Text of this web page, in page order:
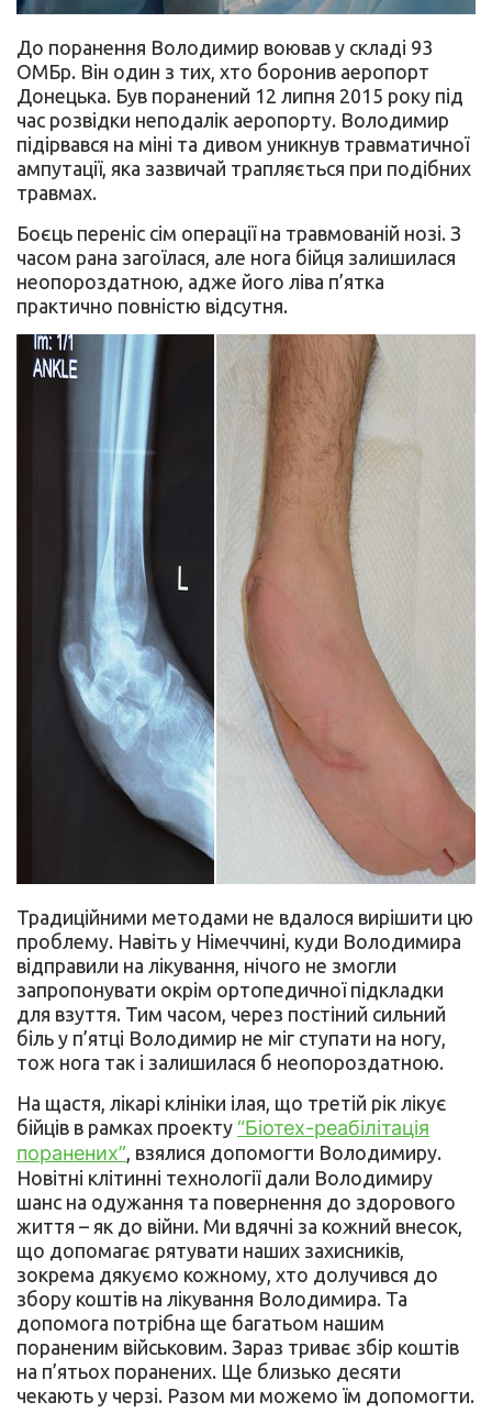
До поранення Володимир воював у складі 93
ОМБр. Він один з тих, хто боронив аеропорт
Донецька. Був поранений 12 липня 2015 року під
час розвідки неподалік аеропорту. Володимир
підірвався на міні та дивом уникнув травматичної
ампутації, яка зазвичай трапляється при подібних
травмах.
Боєць переніс сім операції на травмованій нозі. З
часом рана загоїлася, але нога бійця залишилася
неопороздатною, адже його ліва п’ятка
практично повністю відсутня.
Традиційними методами не вдалося вирішити цю
проблему. Навіть у Німеччині, куди Володимира
відправили на лікування, нічого не змогли
запропонувати окрім ортопедичної підкладки
для взуття. Тим часом, через постіний сильний
біль у п’ятці Володимир не міг ступати на ногу,
тож нога так і залишилася б неопороздатною.
На щастя, лікарі клініки ілая, що третій рік лікує
бійців в рамках проекту “Біотех-реабілітація
поранених”, взялися допомогти Володимиру.
Новітні клітинні технології дали Володимиру
шанс на одужання та повернення до здорового
життя – як до війни. Ми вдячні за кожний внесок,
що допомагає рятувати наших захисників,
зокрема дякуємо кожному, хто долучився до
збору коштів на лікування Володимира. Та
допомога потрібна ще багатьом нашим
пораненим військовим. Зараз триває збір коштів
на п’ятьох поранених. Ще близько десяти
чекають у черзі. Разом ми можемо їм допомогти.